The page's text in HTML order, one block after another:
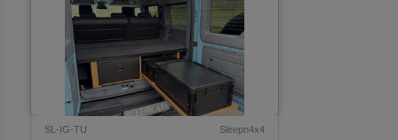
SL-IG-TU Sleepn4x4